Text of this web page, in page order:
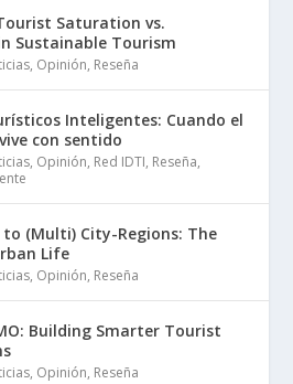
Saturation vs.
Sustainable Tourism
, Opinión, Reseña
Inteligentes: Cuando el
con sentido
, Opinión, Red IDTI, Reseña,
to (Multi) City-Regions: The
Life
, Opinión, Reseña
Building Smarter Tourist
, Opinión, Reseña